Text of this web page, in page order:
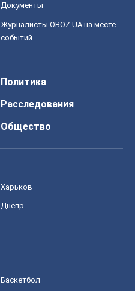
Документы
Журналисты OBOZ.UA на месте
событий
Политика
Расследования
Общество
Харьков
Днепр
Баскетбол